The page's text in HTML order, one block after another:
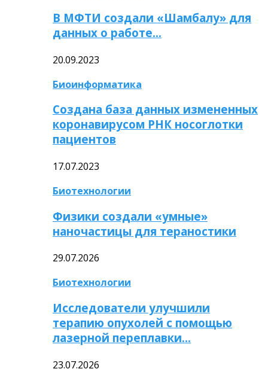
В МФТИ создали «Шамбалу» для
данных о работе…
20.09.2023
Биоинформатика
Создана база данных измененных
коронавирусом РНК носоглотки
пациентов
17.07.2023
Биотехнологии
Физики создали «умные»
наночастицы для тераностики
29.07.2026
Биотехнологии
Исследователи улучшили
терапию опухолей с помощью
лазерной переплавки…
23.07.2026